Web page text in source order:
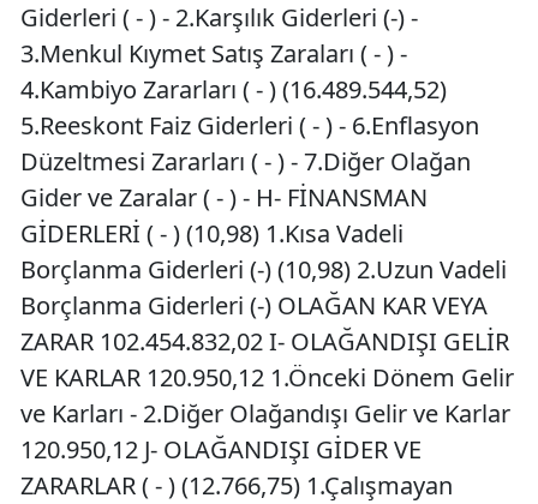
Giderleri ( - ) - 2.Karşılık Giderleri (-) -
3.Menkul Kıymet Satış Zaraları ( - ) -
4.Kambiyo Zararları ( - ) (16.489.544,52)
5.Reeskont Faiz Giderleri ( - ) - 6.Enflasyon
Düzeltmesi Zararları ( - ) - 7.Diğer Olağan
Gider ve Zaralar ( - ) - H- FİNANSMAN
GİDERLERİ ( - ) (10,98) 1.Kısa Vadeli
Borçlanma Giderleri (-) (10,98) 2.Uzun Vadeli
Borçlanma Giderleri (-) OLAĞAN KAR VEYA
ZARAR 102.454.832,02 I- OLAĞANDIŞI GELİR
VE KARLAR 120.950,12 1.Önceki Dönem Gelir
ve Karları - 2.Diğer Olağandışı Gelir ve Karlar
120.950,12 J- OLAĞANDIŞI GİDER VE
ZARARLAR ( - ) (12.766,75) 1.Çalışmayan